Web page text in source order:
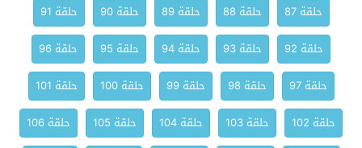
حلقة 87
حلقة 88 حلقة 89 حلقة 90
حلقة 91
حلقة 92
حلقة 93 حلقة 94 حلقة 95
حلقة 96
حلقة 97
حلقة 98 حلقة 99 حلقة 100
حلقة 101
حلقة 102
حلقة 103 حلقة 104 حلقة 105
حلقة 106